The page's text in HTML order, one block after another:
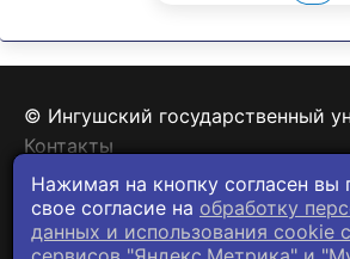
© Ингушский государственный
Контакты
Политика конфиденциальности
Нажимая на кнопку согласен вы
свое согласие на обработку
данных и использования cookie